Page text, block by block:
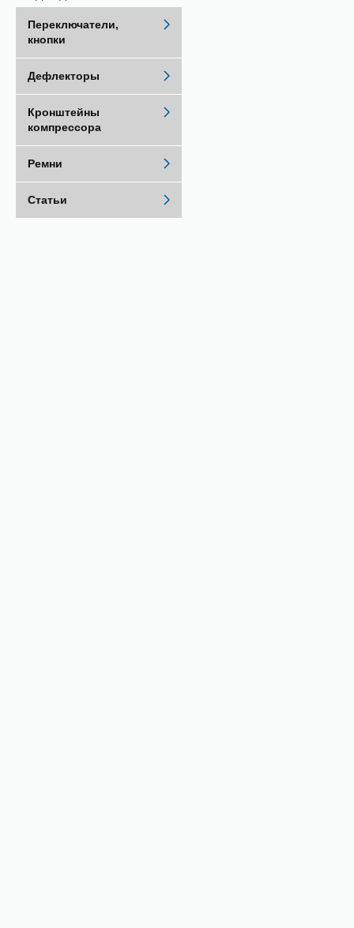
Переключатели,
кнопки
Дефлекторы
Кронштейны
компрессора
Ремни
Статьи